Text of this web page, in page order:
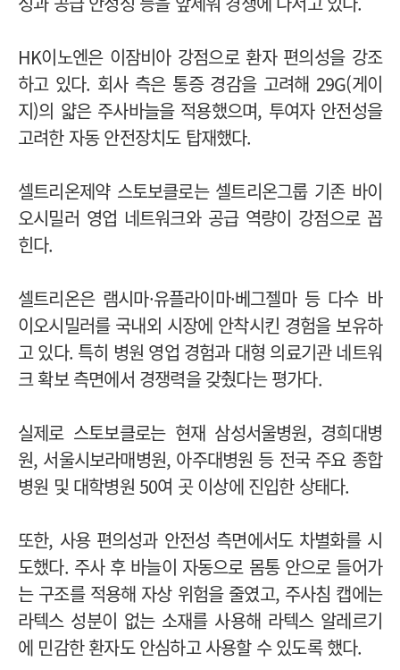
HK이노엔은 이잠비아 강점으로 환자 편의성을 강조
하고 있다. 회사 측은 통증 경감을 고려해 29G(게이
지)의 얇은 주사바늘을 적용했으며, 투여자 안전성을
고려한 자동 안전장치도 탑재했다.
셀트리온제약 스토보클로는 셀트리온그룹 기존 바이
오시밀러 영업 네트워크와 공급 역량이 강점으로 꼽
힌다.
셀트리온은 램시마·유플라이마·베그젤마 등 다수 바
이오시밀러를 국내외 시장에 안착시킨 경험을 보유하
고 있다. 특히 병원 영업 경험과 대형 의료기관 네트워
크 확보 측면에서 경쟁력을 갖췄다는 평가다.
실제로 스토보클로는 현재 삼성서울병원, 경희대병
원, 서울시보라매병원, 아주대병원 등 전국 주요 종합
병원 및 대학병원 50여 곳 이상에 진입한 상태다.
또한, 사용 편의성과 안전성 측면에서도 차별화를 시
도했다. 주사 후 바늘이 자동으로 몸통 안으로 들어가
는 구조를 적용해 자상 위험을 줄였고, 주사침 캡에는
라텍스 성분이 없는 소재를 사용해 라텍스 알레르기
에 민감한 환자도 안심하고 사용할 수 있도록 했다.